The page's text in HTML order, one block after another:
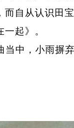
而自从认识田
起》。
中，小雨摒